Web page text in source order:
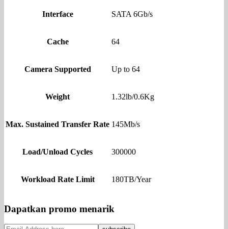
Interface SATA 6Gb/s
Cache 64
Camera Supported Up to 64
Weight 1.32lb/0.6Kg
Max. Sustained Transfer Rate 145Mb/s
Load/Unload Cycles 300000
Workload Rate Limit 180TB/Year
Dapatkan promo menarik